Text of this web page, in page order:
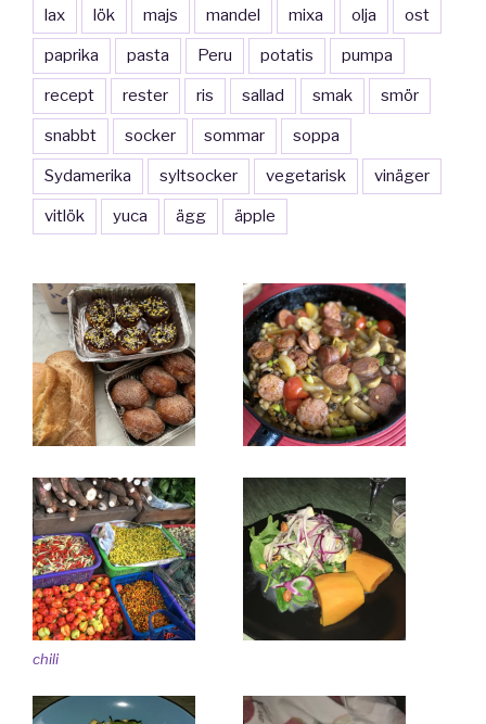
lax lök majs mandel mixa olja ost
paprika pasta Peru potatis pumpa
recept rester ris sallad smak smör
snabbt socker sommar soppa
Sydamerika syltsocker vegetarisk vinäger
vitlök yuca ägg äpple
chili